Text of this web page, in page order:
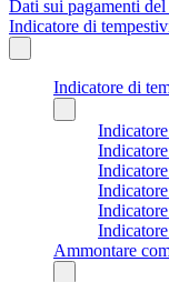
Dati sui pagamenti
Indicatore di
Indicatore di
Ammontare